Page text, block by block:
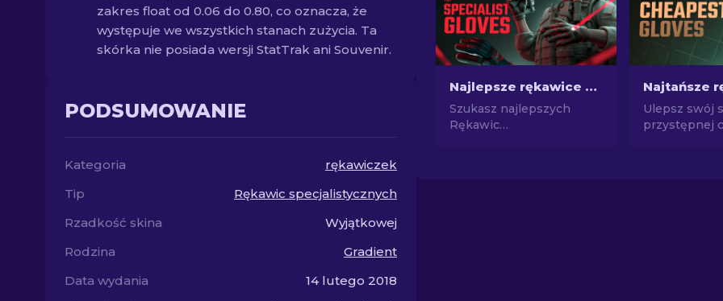
zakres float od 0.06 do 0.80, co oznacza, że
występuje we wszystkich stanach zużycia. Ta
skórka nie posiada wersji StatTrak ani Souvenir.
PODSUMOWANIE
Kategoria
rękawiczek
Tip
Rękawic specjalistycznych
Rzadkość skina
Wyjątkowej
Rodzina
Gradient
Data wydania
14 lutego 2018
Najlepsze rękawice Specialist do użycia w CS2: ranking
Szukasz najlepszych
Rękawic
Ulepsz swój
przystępnej